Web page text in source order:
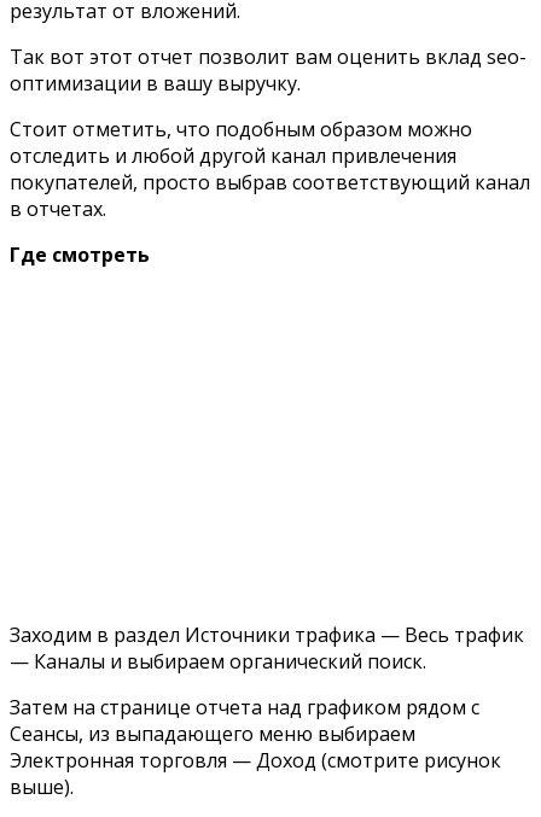
результат от вложений.
Так вот этот отчет позволит вам оценить вклад seo-
оптимизации в вашу выручку.
Стоит отметить, что подобным образом можно
отследить и любой другой канал привлечения
покупателей, просто выбрав соответствующий канал
в отчетах.
Где смотреть
Заходим в раздел Источники трафика — Весь трафик
— Каналы и выбираем органический поиск.
Затем на странице отчета над графиком рядом с
Сеансы, из выпадающего меню выбираем
Электронная торговля — Доход (смотрите рисунок
выше).